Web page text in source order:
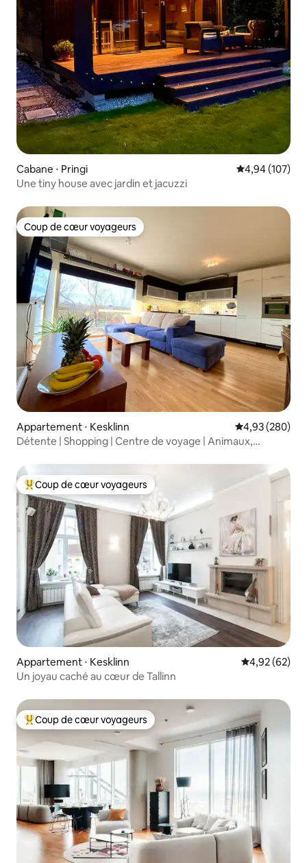
Cabane ⋅ Pringi Évaluation
4,94 (107)
Une tiny house avec jardin et jacuzzi
Coup de cœur voyageurs
Coup de cœur voyageurs
Appartement ⋅ Kesklinn Évaluation
4,93 (280)
Détente | Shopping | Centre de voyage | Animaux,
Coups de cœur voyageurs les plus appréciés
Coup de cœur voyageurs
Appartement ⋅ Kesklinn Évaluation
4,92 (62)
Un joyau caché au cœur de Tallinn
Coups de cœur voyageurs les plus appréciés
Coup de cœur voyageurs